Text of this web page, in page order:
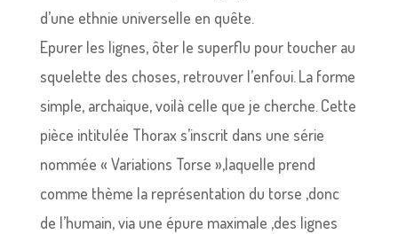
d’une ethnie universelle en quête.
Epurer les lignes, ôter le superflu pour toucher au
squelette des choses, retrouver l’enfoui. La forme
simple, archaique, voilà celle que je cherche. Cette
pièce intitulée Thorax s’inscrit dans une série
nommée « Variations Torse »,laquelle prend
comme thème la représentation du torse ,donc
de l’humain, via une épure maximale ,des lignes